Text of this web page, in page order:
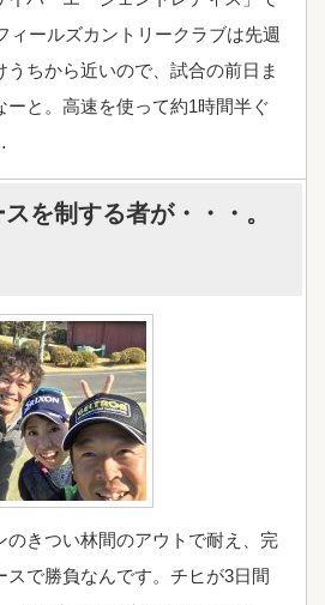
ィールズカントリークラブは先週
ちから近いので、試合の前日ま
ーと。高速を使って約1時間半ぐ
を制する者が・・・。
のきつい林間のアウトで耐え、完
スで勝負なんです。チヒが3日間